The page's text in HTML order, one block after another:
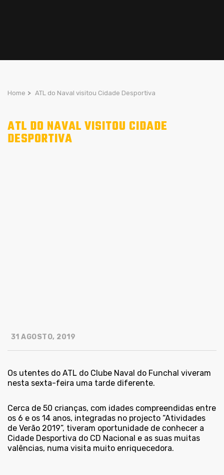
Home > ATL do Naval visitou Cidade Desportiva
ATL DO NAVAL VISITOU CIDADE
DESPORTIVA
31 AGOSTO, 2019
Os utentes do ATL do Clube Naval do Funchal viveram
nesta sexta-feira uma tarde diferente.
Cerca de 50 crianças, com idades compreendidas entre
os 6 e os 14 anos, integradas no projecto “Atividades
de Verão 2019”, tiveram oportunidade de conhecer a
Cidade Desportiva do CD Nacional e as suas muitas
valências, numa visita muito enriquecedora.